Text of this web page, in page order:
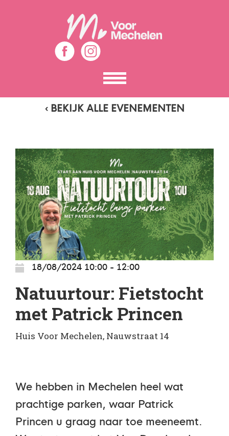
Toon
het
menu
‹ BEKIJK ALLE EVENEMENTEN
18/08/2024 10:00 - 12:00
Natuurtour: Fietstocht
met Patrick Princen
Huis Voor Mechelen, Nauwstraat 14
We hebben in Mechelen heel wat
prachtige parken, waar Patrick
Princen u graag naar toe meeneemt.